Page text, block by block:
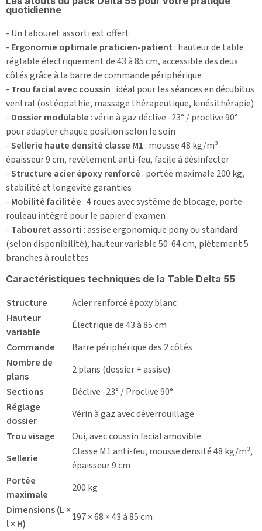
quotidienne
- Un tabouret assorti est offert
- Ergonomie optimale praticien-patient : hauteur de table
réglable électriquement de 43 à 85 cm, accessible des deux
côtés grâce à la barre de commande périphérique
- Trou facial avec coussin : idéal pour les séances en décubitus
ventral (ostéopathie, massage thérapeutique, kinésithérapie)
- Dossier modulable : vérin à gaz déclive -23° / proclive 90°
pour adapter chaque position selon le soin
-Sellerie haute densité classe M1 : mousse 48 kg/m³
épaisseur 9 cm, revêtement anti-feu, facile à désinfecter
-Structure acier époxy renforcé : portée maximale 200 kg,
stabilité et longévité garanties
- Mobilité facilitée : 4 roues avec système de blocage, porte-
rouleau intégré pour le papier d'examen
- Tabouret assorti : assise ergonomique pony ou standard
(selon disponibilité), hauteur variable 50-64 cm, piétement 5
branches à roulettes
Caractéristiques techniques de la Table Delta 55
Structure
Acier renforcé époxy blanc
Hauteur
variable
Électrique de 43 à 85 cm
Commande
Barre périphérique des 2 côtés
Nombre de
plans
2 plans (dossier + assise)
Sections
Déclive -23° / Proclive 90°
Réglage
dossier
Vérin à gaz avec déverrouillage
Trou visage
Oui, avec coussin facial amovible
Sellerie
Classe M1 anti-feu, mousse densité 48 kg/m³,
épaisseur 9 cm
Portée
maximale
200 kg
Dimensions (L ×
l × H)
197 × 68 × 43 à 85 cm